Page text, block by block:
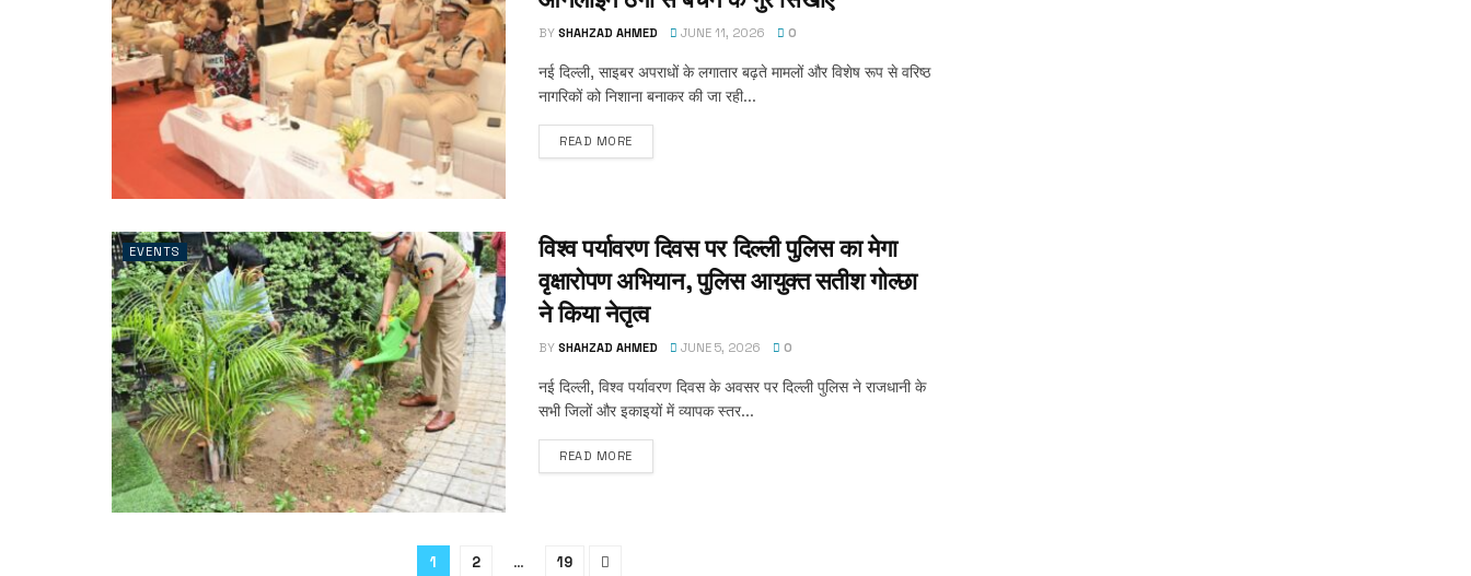
BY SHAHZAD AHMED JUNE 11, 2026 0
नई दिल्ली, साइबर अपराधों के लगातार बढ़ते मामलों और विशेष रूप से वरिष्ठ
नागरिकों को निशाना बनाकर की जा रही...
READ MORE
EVENTS
विश्व पर्यावरण दिवस पर दिल्ली पुलिस का मेगा
वृक्षारोपण अभियान, पुलिस आयुक्त सतीश गोल्छा
ने किया नेतृत्व
BY SHAHZAD AHMED JUNE 5, 2026 0
नई दिल्ली, विश्व पर्यावरण दिवस के अवसर पर दिल्ली पुलिस ने राजधानी के
सभी जिलों और इकाइयों में व्यापक स्तर...
READ MORE
1 2 … 19